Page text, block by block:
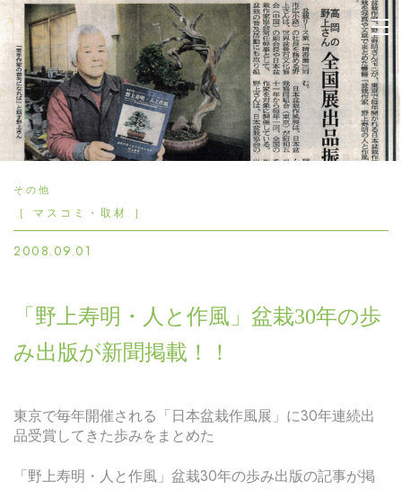
晴香園 | 緑と花の企画設計
施工管理 観葉植物のレンタ
ル 販売 園芸 造園
その他
［ マスコミ・取材 ］
2008.09.01
「野上寿明・人と作風」盆栽30年の歩
み出版が新聞掲載！！
東京で毎年開催される「日本盆栽作風展」に30年連続出
品受賞してきた歩みをまとめた
「野上寿明・人と作風」盆栽30年の歩み出版の記事が掲